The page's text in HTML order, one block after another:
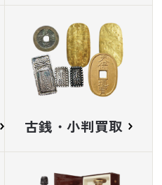
古銭・小判買取